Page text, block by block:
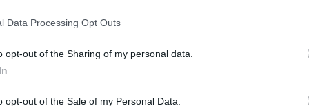
Data Processing Opt Outs
opt-out of the Sharing of my personal data.
opt-out of the Sale of my Personal Data.
avausottelussa pelaajat lämmittelivät
tukea venäläistaistelijoita, jotka hyökkäävät